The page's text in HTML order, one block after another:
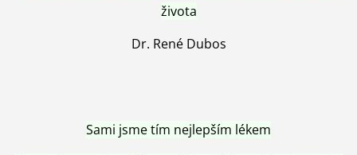
života
Dr. René Dubos
Sami jsme tím nejlepším lékem